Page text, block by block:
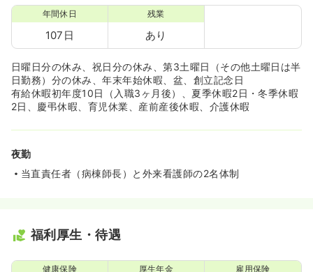
年間休日
107日
残業
あり
日曜日分の休み、祝日分の休み、第3土曜日（その他土曜日は半
日勤務）分の休み、年末年始休暇、盆、創立記念日
有給休暇初年度10日（入職3ヶ月後）、夏季休暇2日・冬季休暇
2日、慶弔休暇、育児休業、産前産後休暇、介護休暇
夜勤
当直責任者（病棟師長）と外来看護師の2名体制
福利厚生・待遇
健康保険 厚生年金 雇用保険